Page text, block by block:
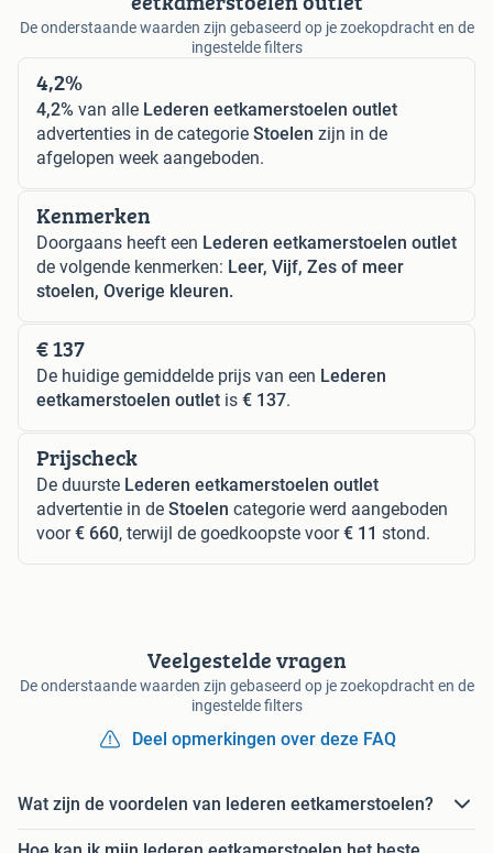
De onderstaande waarden zijn gebaseerd op je zoekopdracht en de
ingestelde filters
4,2%
4,2% van alle Lederen eetkamerstoelen outlet
advertenties in de categorie Stoelen zijn in de
afgelopen week aangeboden.
Kenmerken
Doorgaans heeft een Lederen eetkamerstoelen outlet
de volgende kenmerken: Leer, Vijf, Zes of meer
stoelen, Overige kleuren.
€ 137
De huidige gemiddelde prijs van een Lederen
eetkamerstoelen outlet is € 137.
Prijscheck
De duurste Lederen eetkamerstoelen outlet
advertentie in de Stoelen categorie werd aangeboden
voor€ 660, terwijl de goedkoopste voor€ 11 stond.
Veelgestelde vragen
De onderstaande waarden zijn gebaseerd op je zoekopdracht en de
ingestelde filters
Deel opmerkingen over deze FAQ
Wat zijn de voordelen van lederen eetkamerstoelen?